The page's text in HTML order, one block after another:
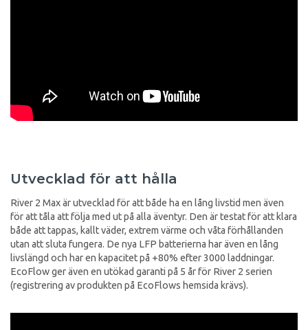
Utvecklad för att hålla
River 2 Max är utvecklad för att både ha en lång livstid men även
för att tåla att följa med ut på alla äventyr. Den är testat för att klara
både att tappas, kallt väder, extrem värme och våta förhållanden
utan att sluta fungera. De nya LFP batterierna har även en lång
livslängd och har en kapacitet på +80% efter 3000 laddningar.
EcoFlow ger även en utökad garanti på 5 år för River 2 serien
(registrering av produkten på EcoFlows hemsida krävs).